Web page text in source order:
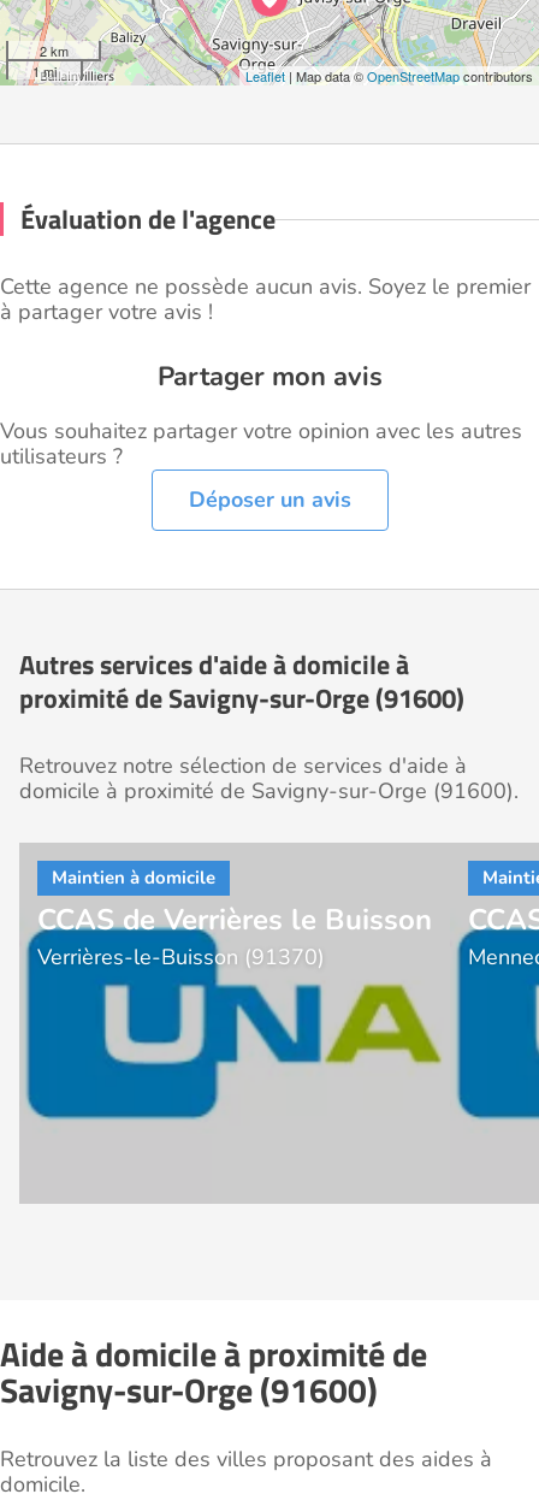
2 km
1 mi
Leaflet | Map data ©OpenStreetMapcontributors
Évaluation de l'agence
Cette agence ne possède aucun avis. Soyez le premier
à partager votre avis !
Partager mon avis
Vous souhaitez partager votre opinion avec les autres
utilisateurs ?
Déposer un avis
Autres services d'aide à domicile à
proximité de Savigny-sur-Orge (91600)
Retrouvez notre sélection de services d'aide à
domicile à proximité de Savigny-sur-Orge (91600).
CCAS de Verrières le Buisson
Verrières-le-Buisson (91370)
Aide à domicile à proximité de
Savigny-sur-Orge (91600)
Retrouvez la liste des villes proposant des aides à
domicile.